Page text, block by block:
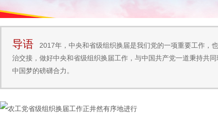
导语
2017年，中央和省级组织换届是我们党的一项重要工作，
治交接，做好中央和省级组织换届工作，与中国共产党一道秉持共
中国梦的磅礴合力。